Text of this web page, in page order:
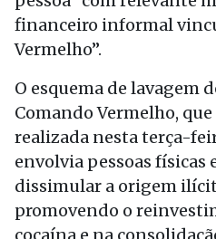
financeiro informal
Vermelho”.
O esquema de lavagem
Comando Vermelho,
realizada nesta terça-
envolvia pessoas físicas
dissimular a origem
promovendo o